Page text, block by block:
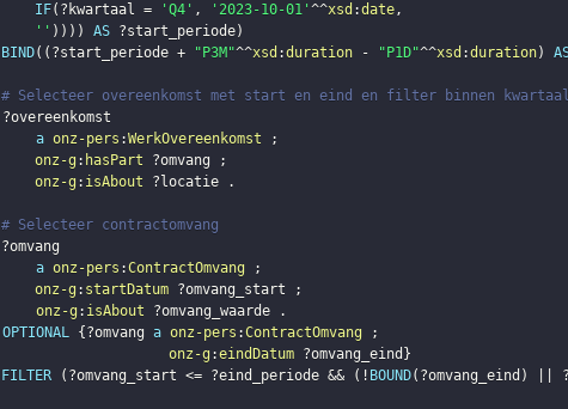
IF( ?kwartaal = 'Q4' , '2023-10-01'^^xsd :date,
'' ) ) ) ) AS ?start_periode)
BIND( ( ?start_periode + "P3M"^^xsd :duration - "P1D"^^xsd :duration)
# Selecteer overeenkomst met start en eind en filter binnen kwartaal
?overeenkomst
a onz-pers :WerkOvereenkomst
;
onz-g : hasPart ?omvang
;
onz-g : isAbout ?locatie
.
# Selecteer contractomvang
?omvang
a onz-pers :ContractOmvang
;
onz-g : startDatum ?omvang_start
;
onz-g : isAbout ?omvang_waarde
.
OPTIONAL { ?omvang a onz-pers :ContractOmvang
;
onz-g :eindDatum ?omvang_eind }
FILTER ( ?omvang_start <= ?eind_periode && ( ! BOUND( ?omvang_eind )